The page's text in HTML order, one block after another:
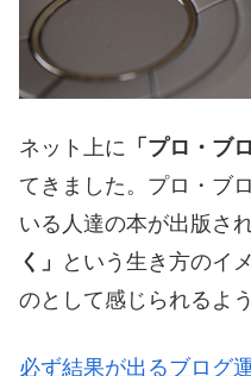
ネット上に 「プロ・ブ
てきました。プロ・ブ
いる人達の本が出版され
く」
という生き方のイ
のとして感じられるよ
必ず結果が出るブログ